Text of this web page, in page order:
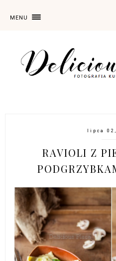
MENU
lipca
RAVIOLI Z